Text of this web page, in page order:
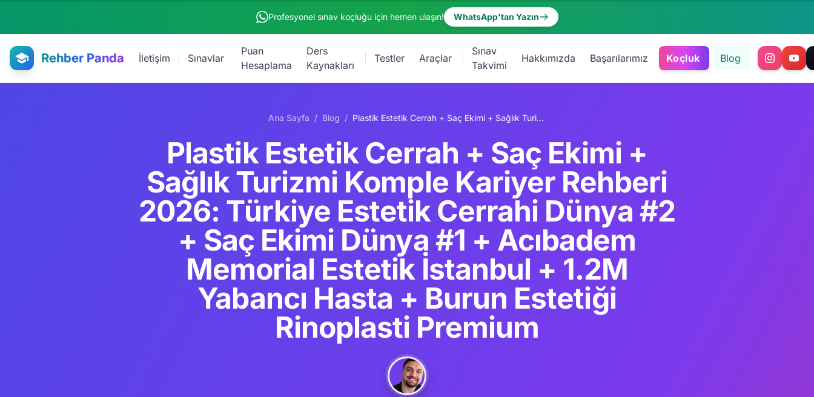
Profesyonel sınav koçluğu için hemen ulaşın! WhatsApp'tan Yazın
Rehber Panda İletişim Sınavlar
Puan
Hesaplama
Ders
Kaynakları
Testler Araçlar
Sınav
Takvimi
Hakkımızda Başarılarımız Koçluk Blog
Ana Sayfa / Blog / Plastik Estetik Cerrah + Saç Ekimi + Sağlık Turizmi Komple Kariyer Rehberi 2026: Türkiye Estetik Cerrahi Dünya #2 + Saç Ekimi Dünya #1 + Acıbadem Memorial Estetik İstanbul + 1.2M Yabancı Hasta + Burun Estetiği Rinoplasti Premium
Plastik Estetik Cerrah + Saç Ekimi +
Sağlık Turizmi Komple Kariyer Rehberi
2026: Türkiye Estetik Cerrahi Dünya #2
+ Saç Ekimi Dünya #1 + Acıbadem
Memorial Estetik İstanbul + 1.2M
Yabancı Hasta + Burun Estetiği
Rinoplasti Premium